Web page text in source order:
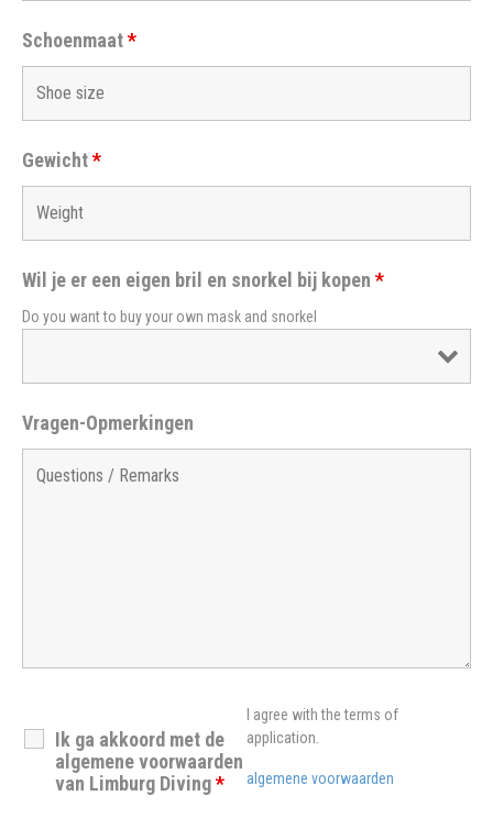
Schoenmaat*
Gewicht*
Wil je er een eigen bril en snorkel bij kopen *
Do you want to buy your own mask and snorkel
Vragen-Opmerkingen
Ik ga akkoord met de
algemene voorwaarden
van Limburg Diving*
I agree with the terms of
application.
algemene voorwaarden